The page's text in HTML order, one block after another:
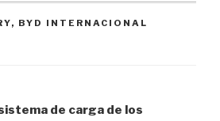
, BYD INTERNACIONAL
entradas
de carga de los